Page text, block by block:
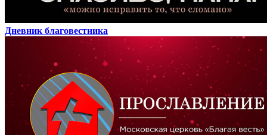
Дневник благовестника